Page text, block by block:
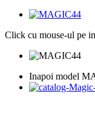
Click cu mouse-ul pe
Inapoi model